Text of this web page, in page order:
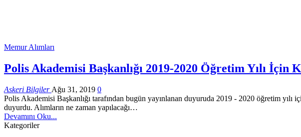
Memur Alımları
Polis Akademisi Başkanlığı 2019-2020 Öğretim Yılı İçin
Askeri Bilgiler Ağu 31, 2019 0
Polis Akademisi Başkanlığı tarafından bugün yayınlanan duyuruda 2019 - 2020 öğretim yılı
duyurdu. Alımların ne zaman yapılacağı…
Devamını Oku...
Kategoriler